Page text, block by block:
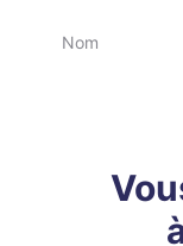
Nom